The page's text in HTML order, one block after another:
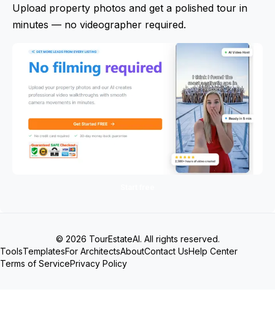
Upload property photos and get a polished tour in
minutes — no videographer required.
© 2026 TourEstateAI. All rights reserved.
ToolsTemplatesFor ArchitectsAboutContact UsHelp Center
Terms of ServicePrivacy Policy